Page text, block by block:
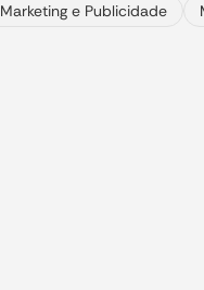
Marketing e Publicidade